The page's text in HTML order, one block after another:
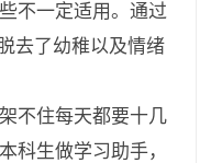
不一定适用。通过
去了幼稚以及情绪
不住每天都要十几
科生做学习助手，